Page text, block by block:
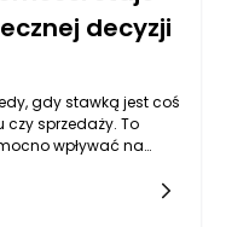
decyzji
gdy stawką jest coś
sprzedaży. To
wpływać na
Wycena działa jak